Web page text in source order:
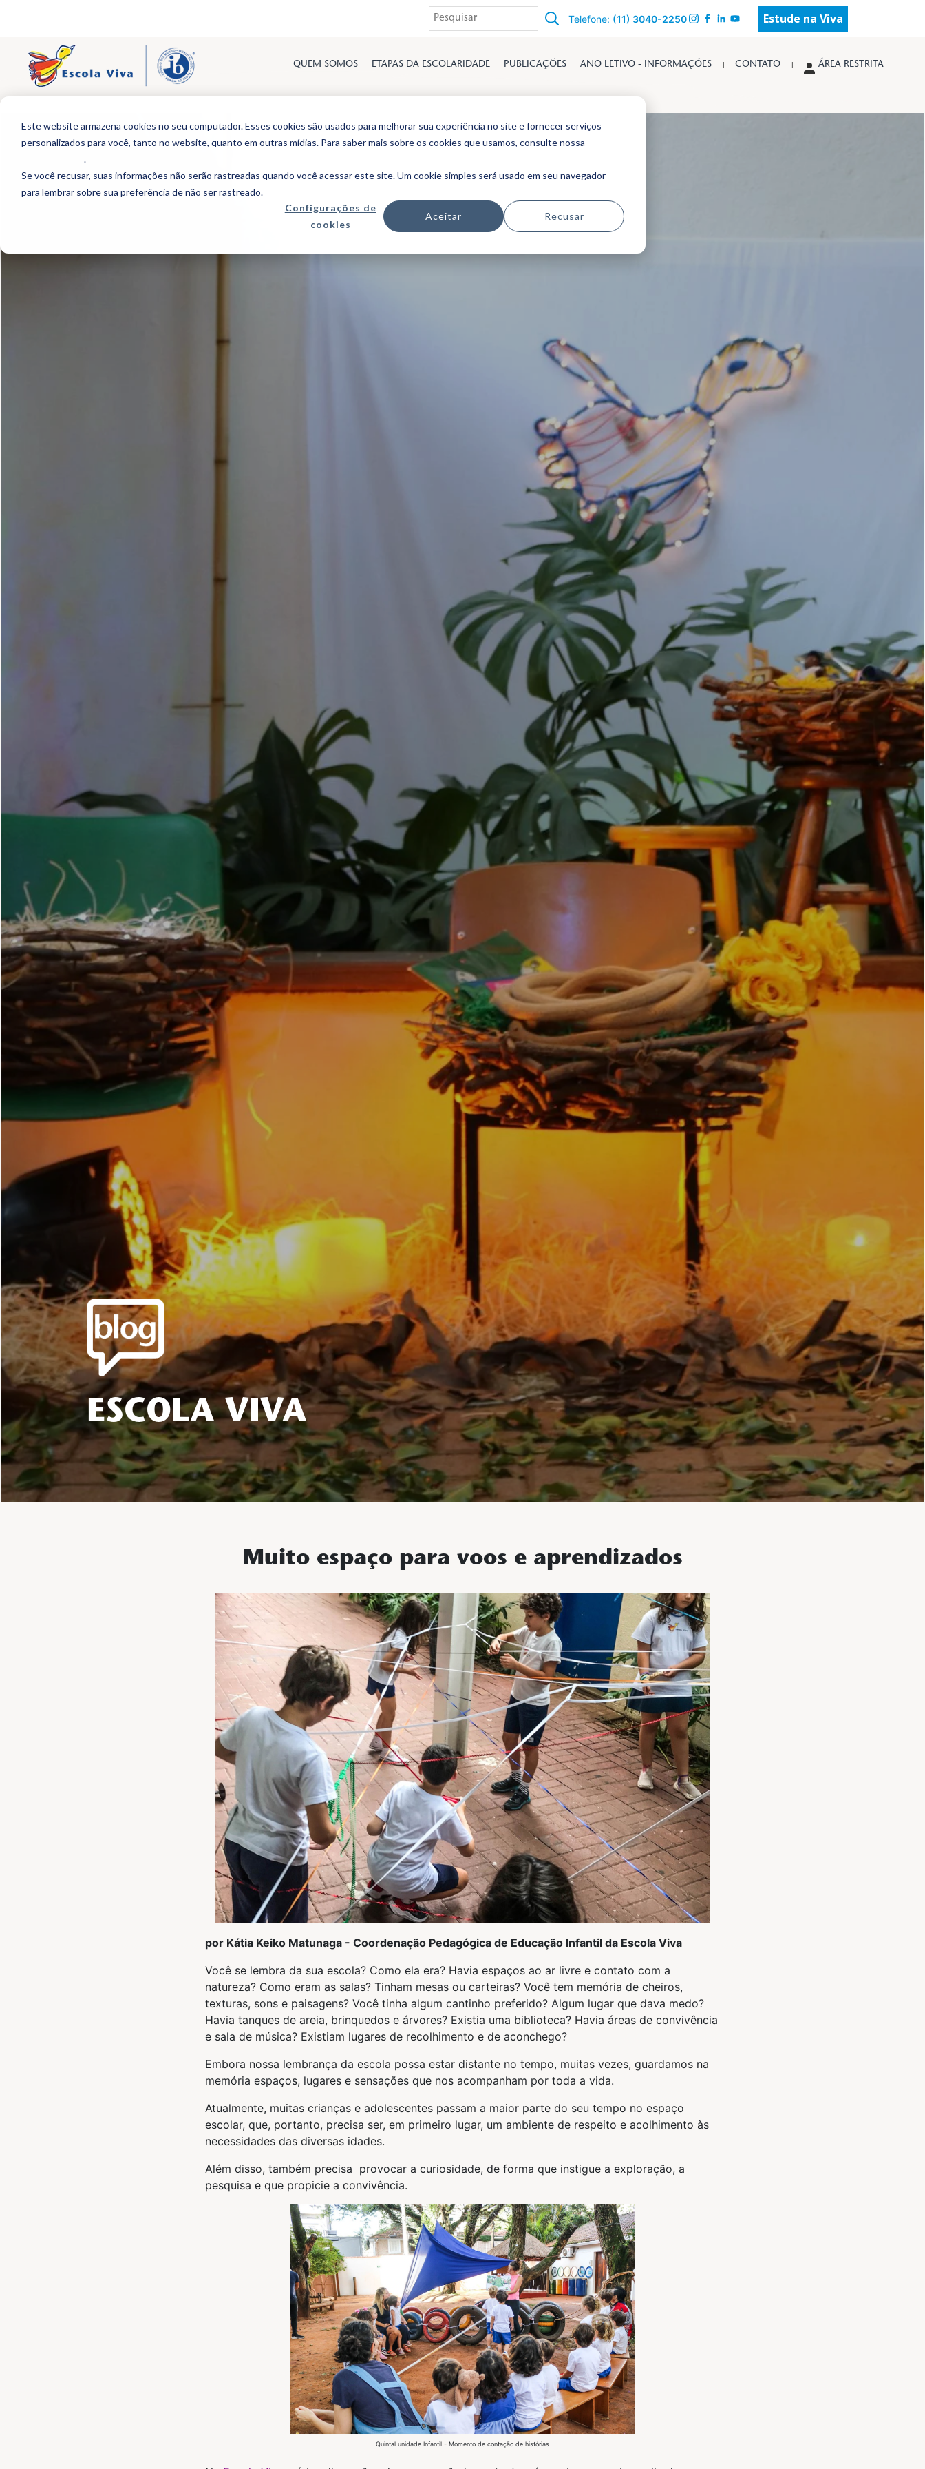
Este website armazena cookies no seu computador. Esses cookies são usados ​​para melhorar sua experiência no site e fornecer serviços
personalizados para você, tanto no website, quanto em outras mídias. Para saber mais sobre os cookies que usamos, consulte nossa
.
Se você recusar, suas informações não serão rastreadas quando você acessar este site. Um cookie simples será usado em seu navegador
para lembrar sobre sua preferência de não ser rastreado.
Configurações de
cookies
Aceitar Recusar
Skip
'
Telefone: (11) ‪‪3040-2250 Estude na Viva
QUEM SOMOS ETAPAS DA ESCOLARIDADE PUBLICAÇÕES ANO LETIVO - INFORMAÇÕES CONTATO ÁREA RESTRITA
ESCOLA VIVA
Muito espaço para voos e aprendizados
por Kátia Keiko Matunaga - Coordenação Pedagógica de Educação Infantil da Escola Viva
Você se lembra da sua escola? Como ela era? Havia espaços ao ar livre e contato com a
natureza? Como eram as salas? Tinham mesas ou carteiras? Você tem memória de cheiros,
texturas, sons e paisagens? Você tinha algum cantinho preferido? Algum lugar que dava medo?
Havia tanques de areia, brinquedos e árvores? Existia uma biblioteca? Havia áreas de convivência
e sala de música? Existiam lugares de recolhimento e de aconchego?
Embora nossa lembrança da escola possa estar distante no tempo, muitas vezes, guardamos na
memória espaços, lugares e sensações que nos acompanham por toda a vida.
Atualmente, muitas crianças e adolescentes passam a maior parte do seu tempo no espaço
escolar, que, portanto, precisa ser, em primeiro lugar, um ambiente de respeito e acolhimento às
necessidades das diversas idades.
Além disso, também precisa provocar a curiosidade, de forma que instigue a exploração, a
pesquisa e que propicie a convivência.
Quintal unidade Infantil - Momento de contação de histórias